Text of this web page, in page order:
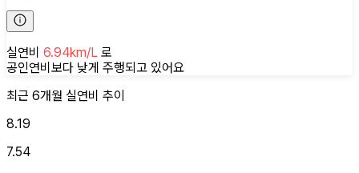
실연비 6.94km/L 로
공인연비보다 낮게 주행되고 있어요
최근 6개월 실연비 추이
8.19
7.54